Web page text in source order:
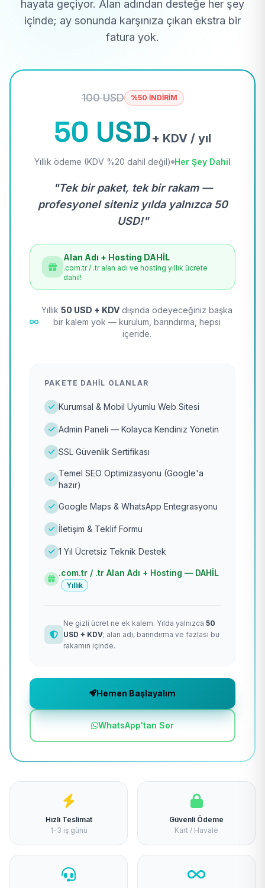
hayata geçiyor. Alan adından desteğe her şey
içinde; ay sonunda karşınıza çıkan ekstra bir
fatura yok.
100 USD %50 İNDİRİM
50 USD+ KDV / yıl
Yıllık ödeme (KDV %20 dahil değil) Her Şey Dahil
"Tek bir paket, tek bir rakam —
profesyonel siteniz yılda yalnızca 50
USD!"
Alan Adı + Hosting DAHİL
.com.tr / .tr alan adı ve hosting yıllık ücrete
dahil!
Yıllık 50 USD + KDV dışında ödeyeceğiniz başka
bir kalem yok — kurulum, barındırma, hepsi
içeride.
PAKETE DAHIL OLANLAR
Kurumsal & Mobil Uyumlu Web Sitesi
Admin Paneli — Kolayca Kendiniz Yönetin
SSL Güvenlik Sertifikası
Temel SEO Optimizasyonu (Google'a
hazır)
Google Maps & WhatsApp Entegrasyonu
İletişim & Teklif Formu
1 Yıl Ücretsiz Teknik Destek
.com.tr / .tr Alan Adı + Hosting — DAHİL
Yıllık
Ne gizli ücret ne ek kalem. Yılda yalnızca 50
USD + KDV; alan adı, barındırma ve fazlası bu
rakamın içinde.
Hemen Başlayalım
WhatsApp'tan Sor
Hızlı Teslimat
1-3 iş günü
Güvenli Ödeme
Kart / Havale